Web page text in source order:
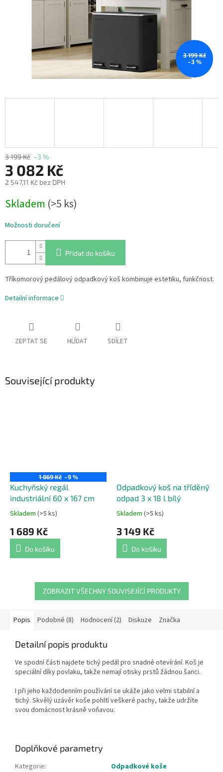
3 199 Kč
–3 %
3 199 Kč –3 %
3 082 Kč
2 547,11 Kč bez DPH
cena:
Skladem (>5 ks)
Možnosti doručení
Přidat do košíku
Tříkomorový pedálový odpadkový koš kombinuje estetiku, funkčnost.
Detailní informace
ZEPTAT SE HLÍDAT SDÍLET
Související produkty
1 869 Kč –9 %
Kuchyňský regál
industriální 60 x 167 cm
Průměrné
produktu
5,0
hvězdiček.
Skladem (>5 ks)
1 689 Kč
Do košíku
Odpadkový koš na tříděný
odpad 3 x 18 l bílý
Průměrné
produktu
5,0
hvězdiček.
Skladem (>5 ks)
3 149 Kč
Do košíku
ZOBRAZIT VŠECHNY SOUVISEJÍCÍ PRODUKTY
Popis Podobné (8) Hodnocení (2) Diskuze Značka
Detailní popis produktu
Ve spodní části najdete tichý pedál pro snadné otevírání. Koš je
speciální díky povlaku, takže nemají otisky prstů žádnou šanci.
I při jeho každodenním používání se ukáže jako velmi stabilní a
tichý. Skvělý uzávěr koše pohltí veškeré pachy, takže udržíte
svou domácnost krásně voňavou.
Doplňkové parametry
Kategorie:
Odpadkové koše